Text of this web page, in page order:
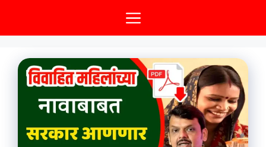
to
content
Menu